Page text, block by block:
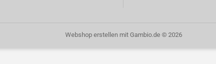
Webshop erstellenmit Gambio.de © 2026